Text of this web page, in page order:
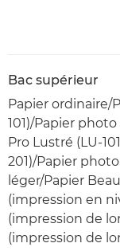
Bac supérieur
Papier ordinaire/
101)/Papier
Pro Lustré (LU-
201)/Papier
léger/Papier
(impression en
(impression de
(impression de